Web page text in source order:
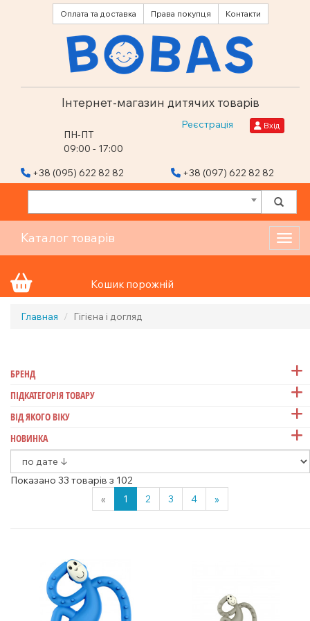
Оплата та доставка Права покупця Контакти
Інтернет-магазин дитячих товарів
ПН-ПТ
09:00 - 17:00
Реєстрація Вхід
+38 (095) 622 82 82 +38 (097) 622 82 82
Каталог товарів
Кошик порожній
Главная Гігієна і догляд
БРЕНД
ПІДКАТЕГОРІЯ ТОВАРУ
ВІД ЯКОГО ВІКУ
НОВИНКА
Показано 33 товарів з 102
«
1 2 3 4 »